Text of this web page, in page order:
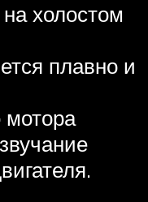
холостом
плавно и
мотора